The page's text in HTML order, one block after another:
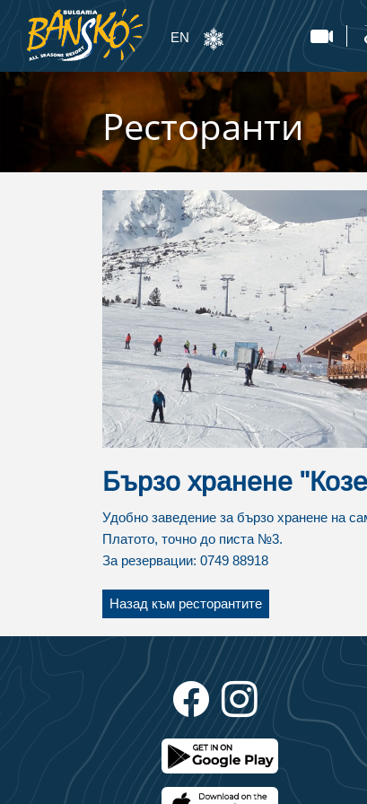
EN
Ресторанти
Бързо хранене
Удобно заведение за бързо хранене на
Платото, точно до писта №3.
За резервации: 0749 88918
Назад към ресторантите